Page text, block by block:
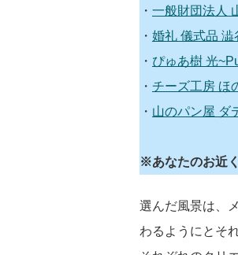
・一般財団法人
・婚礼 儀式品 澁
・ ぴゅあ樹 光
・チーズ工房 ほ
・ 山のパン屋 ダ
※あなたのお近
選んだ風景は、
わるようにとそ